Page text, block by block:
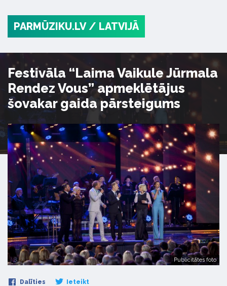
PARMŪZIKU.LV / LATVIJĀ
Festivāla “Laima Vaikule Jūrmala
Rendez Vous” apmeklētājus
šovakar gaida pārsteigums
Publicitātes foto
Dalīties Ieteikt